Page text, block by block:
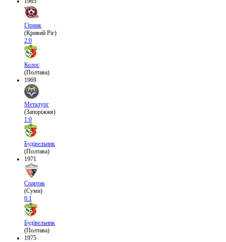
Гірник
(Кривий Ріг)
2:0
Колос
(Полтава)
1969
Металург
(Запоріжжя)
1:0
Будівельник
(Полтава)
1971
Спартак
(Суми)
0:1
Будівельник
(Полтава)
1975